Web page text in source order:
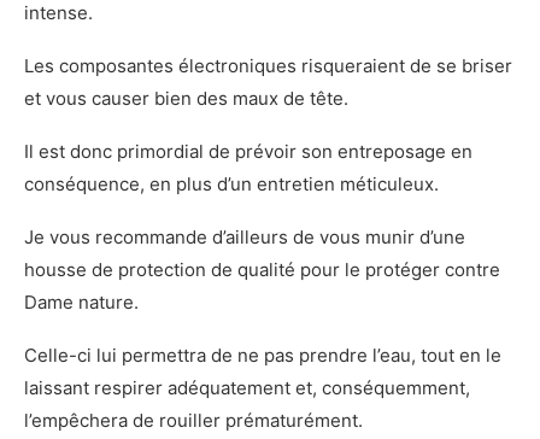
intense.
Les composantes électroniques risqueraient de se briser
et vous causer bien des maux de tête.
Il est donc primordial de prévoir son entreposage en
conséquence, en plus d’un entretien méticuleux.
Je vous recommande d’ailleurs de vous munir d’une
housse de protection de qualité pour le protéger contre
Dame nature.
Celle-ci lui permettra de ne pas prendre l’eau, tout en le
laissant respirer adéquatement et, conséquemment,
l’empêchera de rouiller prématurément.